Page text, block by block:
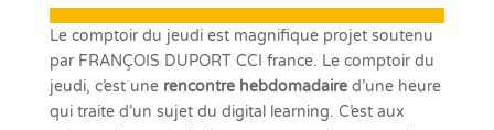
Le comptoir du jeudi est magnifique projet soutenu
par FRANÇOIS DUPORT CCI france. Le comptoir du
jeudi, c’est une rencontre hebdomadaired’une heure
qui traite d’un sujet du digital learning. C’est aux